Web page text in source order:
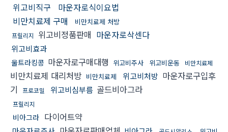
위고비직구
마운자로식이요법
비만치료제 구매
비만치료제 처방
프릴리지 위고비정품판매 마운자로삭센다
위고비효과
울트라킹콩 마운자로구매대행 위고비주사 위고비운동 비만치료제
비만치료제 대리처방 비만치료제 위고비처방 마운자로구입후
기
프로코밀 위고비심부름 골드비아그라
프릴리지
비아그라 다이어트약